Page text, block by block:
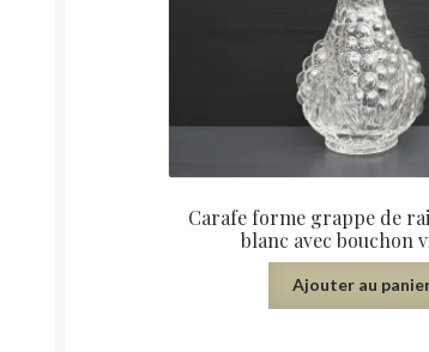
Carafe forme grappe de
blanc avec bouchon
Ajouter au